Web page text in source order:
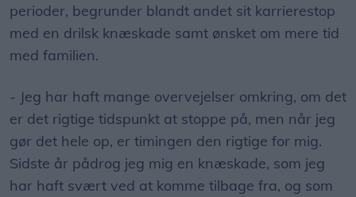
perioder, begrunder blandt andet sit karrierestop
med en drilsk knæskade samt ønsket om mere tid
med familien.
- Jeg har haft mange overvejelser omkring, om det
er det rigtige tidspunkt at stoppe på, men når jeg
gør det hele op, er timingen den rigtige for mig.
Sidste år pådrog jeg mig en knæskade, som jeg
har haft svært ved at komme tilbage fra, og som